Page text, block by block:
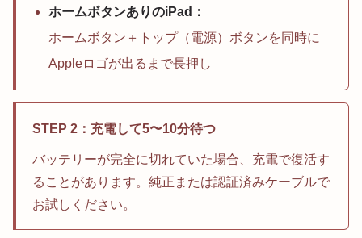
ホームボタンありのiPad：
ホームボタン＋トップ（電源）ボタンを同時に
Appleロゴが出るまで長押し
STEP 2：充電して5〜10分待つ
バッテリーが完全に切れていた場合、充電で復活す
ることがあります。純正または認証済みケーブルで
お試しください。